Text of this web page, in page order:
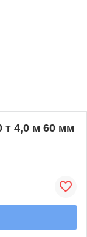
т 4,0 м 60 мм